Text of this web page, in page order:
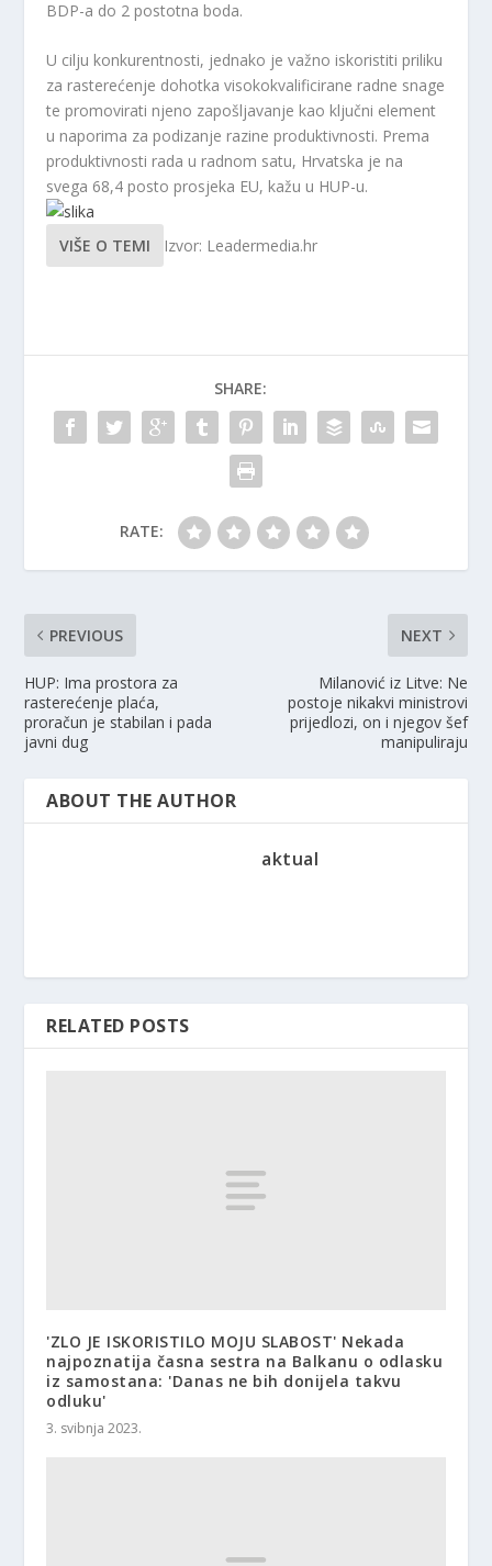
BDP-a do 2 postotna boda.
U cilju konkurentnosti, jednako je važno iskoristiti priliku
za rasterećenje dohotka visokokvalificirane radne snage
te promovirati njeno zapošljavanje kao ključni element
u naporima za podizanje razine produktivnosti. Prema
produktivnosti rada u radnom satu, Hrvatska je na
svega 68,4 posto prosjeka EU, kažu u HUP-u.
VIŠE O TEMI Izvor: Leadermedia.hr
SHARE:
RATE:
PREVIOUS
HUP: Ima prostora za
rasterećenje plaća,
proračun je stabilan i pada
javni dug
NEXT
Milanović iz Litve: Ne
postoje nikakvi ministrovi
prijedlozi, on i njegov šef
manipuliraju
ABOUT THE AUTHOR
aktual
RELATED POSTS
'ZLO JE ISKORISTILO MOJU SLABOST' Nekada
najpoznatija časna sestra na Balkanu o odlasku
iz samostana: 'Danas ne bih donijela takvu
odluku'
3. svibnja 2023.